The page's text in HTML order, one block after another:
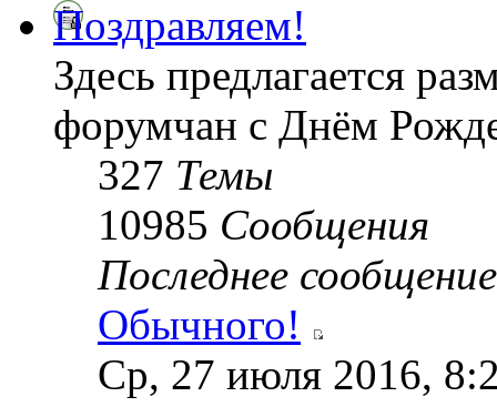
Поздравляем!
Здесь предлагается
форумчан с Днём
327 Темы
10985 Сообщения
Последнее сообщение
Обычного!
Ср, 27 июля 2016,